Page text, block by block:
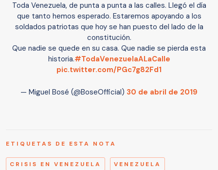
Toda Venezuela, de punta a punta a las calles. Llegó el día
que tanto hemos esperado. Estaremos apoyando a los
soldados patriotas que hoy se han puesto del lado de la
constitución.
Que nadie se quede en su casa. Que nadie se pierda esta
historia.#TodaVenezuelaALaCalle
pic.twitter.com/PGc7g82Fd1
— Miguel Bosé (@BoseOfficial) 30 de abril de 2019
ETIQUETAS DE ESTA NOTA
CRISIS EN VENEZUELA VENEZUELA